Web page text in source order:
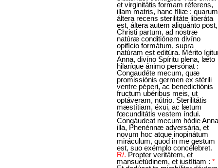
et virginitátis formam réferens,
illam matris, hanc fíliæ : quarum
áltera recens sterilitáte liberáta
est, áltera autem aliquánto post,
Christi partum, ad nostræ
natúræ conditiónem divíno
opifício formátum, supra
natúram est editúra. Mérito
Anna, divíno Spíritu plena, læto
hilaríque ánimo persónat :
Congaudéte mecum, quæ
promissiónis germen ex stérili
ventre péperi, ac benedictiónis
fructum ubéribus meis, ut
optáveram, nútrio. Sterilitátis
mæstítiam, éxui, ac lætum
fœcunditátis vestem índui.
Congáudeat mecum hódie Anna
illa, Phenénnæ adversária, et
novum hoc atque inopinátum
miráculum, quod in me gestum
est, suo exémplo concélebret.
R/. Propter veritátem, et
mansuetúdinem, et iustítiam : *